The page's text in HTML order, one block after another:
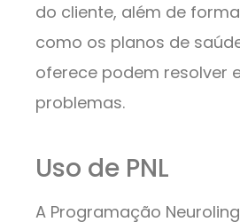
do cliente, além de
como os planos de
oferece podem resolver
problemas.
Uso de PNL
A Programação